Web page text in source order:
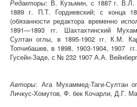
Редакторы: В. Кузьмин, с 1887 г. В.Л.
1889 г. П.Т. Гордиевский; с конца
(обязанности редактора временно
1891—1893 гг. Шахтахтинский
Султан оглы, в 1895-1902 гг. К.М.
Топчибашев, в 1898, 1903-1904, 1907
Гусейн-Заде, с № 232 1907 А.А. Вейнберг
Авторы: Ага Мухаммед-Таги-Султан
Личкус-Хомутов, Ф. бек Кочарли, Д.Г.